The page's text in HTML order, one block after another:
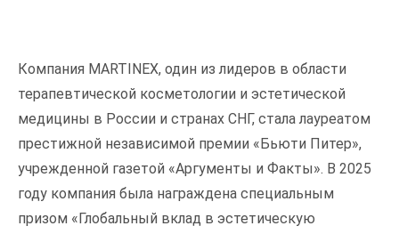
Компания MARTINEX, один из лидеров в области
терапевтической косметологии и эстетической
медицины в России и странах СНГ, стала лауреатом
престижной независимой премии «Бьюти Питер»,
учрежденной газетой «Аргументы и Факты». В 2025
году компания была награждена специальным
призом «Глобальный вклад в эстетическую